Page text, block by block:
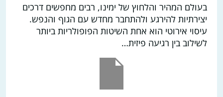
בעולם המהיר והלחוץ של ימינו, רבים מחפשים דרכים
יצירתיות להירגע ולהתחבר מחדש עם הגוף והנפש.
עיסוי אירוטי הוא אחת השיטות הפופולריות ביותר
לשילוב בין רגיעה פיזית…